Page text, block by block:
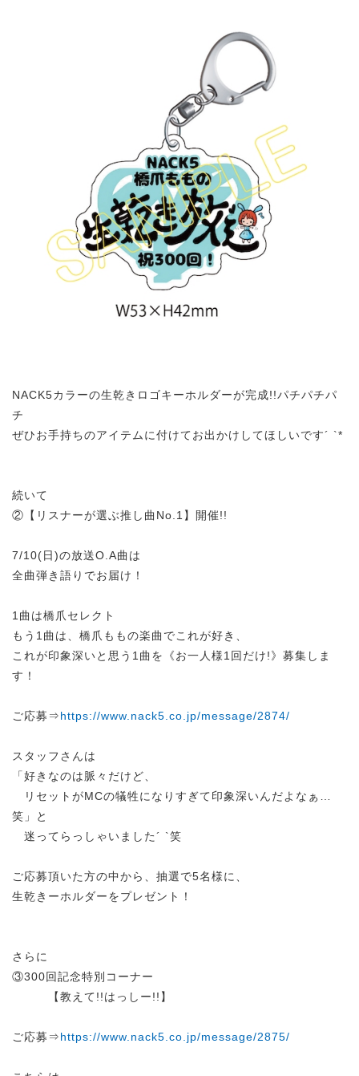
NACK5カラーの生乾きロゴキーホルダーが完成!!パチパチパ
チ
ぜひお手持ちのアイテムに付けてお出かけしてほしいです´ `*
続いて
②【リスナーが選ぶ推し曲No.1】開催!!
7/10(日)の放送O.A曲は
全曲弾き語りでお届け！
1曲は橋爪セレクト
もう1曲は、橋爪ももの楽曲でこれが好き、
これが印象深いと思う1曲を《お一人様1回だけ!》募集しま
す！
ご応募⇒https://www.nack5.co.jp/message/2874/
スタッフさんは
「好きなのは脈々だけど、
リセットがMCの犠牲になりすぎて印象深いんだよなぁ…
笑」と
迷ってらっしゃいました´ `笑
ご応募頂いた方の中から、抽選で5名様に、
生乾きーホルダーをプレゼント！
さらに
③300回記念特別コーナー
【教えて!!はっしー!!】
ご応募⇒https://www.nack5.co.jp/message/2875/